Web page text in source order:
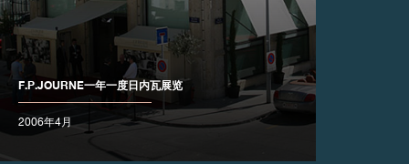
F.P.JOURNE一年一度日内瓦展览
2006年4月